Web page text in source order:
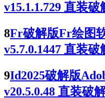
v15.1.1.729 直装破
8Fr破解版Fr绘图
v5.7.0.1447 直装破
9Id2025破解版
v20.5.0.48 直装破